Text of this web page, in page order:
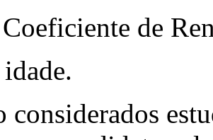
de
considerados